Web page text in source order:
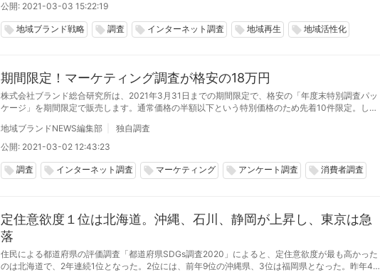
公開: 2021-03-03 15:22:19
local_offer 地域ブランド戦略 local_offer 調査 local_offer インターネット調査 local_offer 地域再生 local_offer 地域活性化
期間限定！マーケティング調査が格安の18万円
株式会社ブランド総合研究所は、2021年3月31日までの期間限定で、格安の「年度末特別調査パッ
ケージ」を期間限定で販売します。通常価格の半額以下という特別価格のため先着10件限定。しか
地域ブランドNEWS編集部
独自調査
公開: 2021-03-02 12:43:23
local_offer 調査 local_offer インターネット調査 local_offer マーケティング local_offer アンケート調査 local_offer 消費者調査
定住意欲度１位は北海道。沖縄、石川、静岡が上昇し、東京は急
落
住民による都道府県の評価調査「都道府県SDGs調査2020」によると、定住意欲度が最も高かった
のは北海道で、2年連続1位となった。2位には、前年9位の沖縄県、3位は福岡県となった。昨年4位